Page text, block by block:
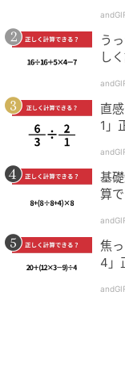
う
し
直
1」
基
算
焦
4」